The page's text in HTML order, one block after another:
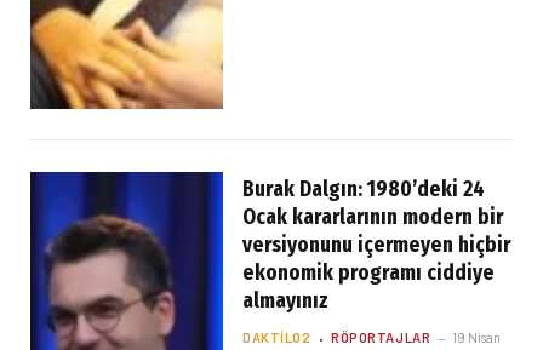
Burak Dalgın: 1980’deki 24
Ocak kararlarının modern bir
versiyonunu içermeyen hiçbir
ekonomik programı ciddiye
almayınız
DAKTILO2 RÖPORTAJLAR
19 Nisan